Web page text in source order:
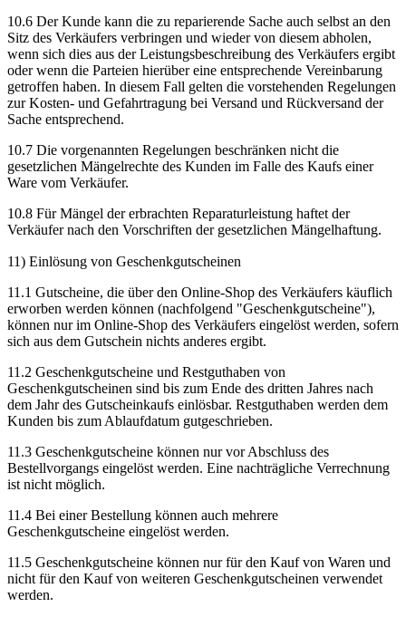
10.6 Der Kunde kann die zu reparierende Sache auch selbst an den
Sitz des Verkäufers verbringen und wieder von diesem abholen,
wenn sich dies aus der Leistungsbeschreibung des Verkäufers ergibt
oder wenn die Parteien hierüber eine entsprechende Vereinbarung
getroffen haben. In diesem Fall gelten die vorstehenden Regelungen
zur Kosten- und Gefahrtragung bei Versand und Rückversand der
Sache entsprechend.
10.7 Die vorgenannten Regelungen beschränken nicht die
gesetzlichen Mängelrechte des Kunden im Falle des Kaufs einer
Ware vom Verkäufer.
10.8 Für Mängel der erbrachten Reparaturleistung haftet der
Verkäufer nach den Vorschriften der gesetzlichen Mängelhaftung.
11) Einlösung von Geschenkgutscheinen
11.1 Gutscheine, die über den Online-Shop des Verkäufers käuflich
erworben werden können (nachfolgend "Geschenkgutscheine"),
können nur im Online-Shop des Verkäufers eingelöst werden, sofern
sich aus dem Gutschein nichts anderes ergibt.
11.2 Geschenkgutscheine und Restguthaben von
Geschenkgutscheinen sind bis zum Ende des dritten Jahres nach
dem Jahr des Gutscheinkaufs einlösbar. Restguthaben werden dem
Kunden bis zum Ablaufdatum gutgeschrieben.
11.3 Geschenkgutscheine können nur vor Abschluss des
Bestellvorgangs eingelöst werden. Eine nachträgliche Verrechnung
ist nicht möglich.
11.4 Bei einer Bestellung können auch mehrere
Geschenkgutscheine eingelöst werden.
11.5 Geschenkgutscheine können nur für den Kauf von Waren und
nicht für den Kauf von weiteren Geschenkgutscheinen verwendet
werden.